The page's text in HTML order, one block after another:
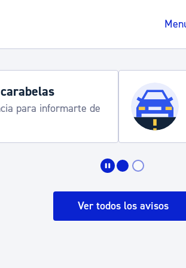
para informarte de
Ver todos los avisos